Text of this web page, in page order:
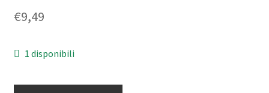
€9,49
1 disponibili